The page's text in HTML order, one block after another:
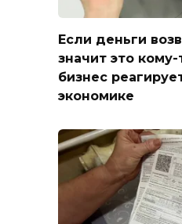
Если деньги
значит это
бизнес
экономике